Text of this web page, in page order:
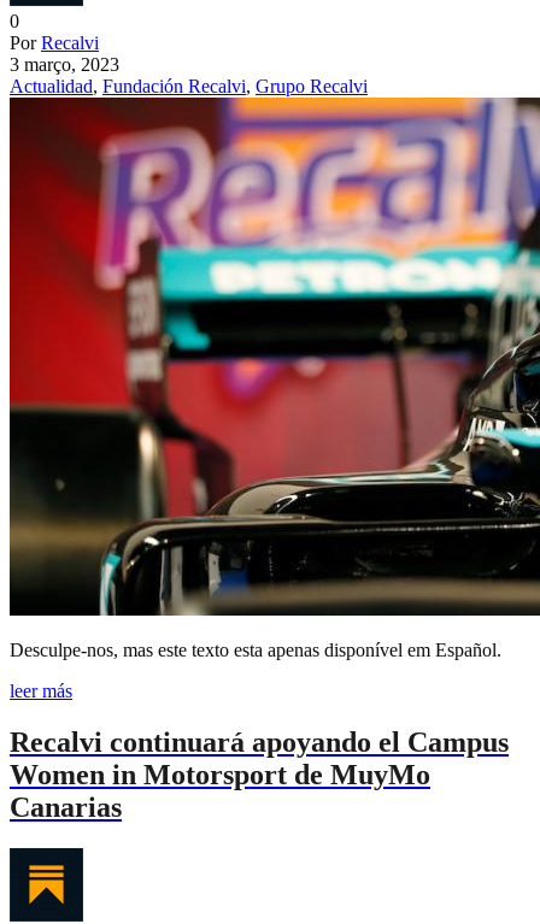
0
PorRecalvi
3 março, 2023
Actualidad, Fundación Recalvi, Grupo Recalvi
Desculpe-nos, mas este texto esta apenas disponível em Español.
leer más
Recalvi continuará apoyando el Campus
Women in Motorsport de MuyMo
Canarias